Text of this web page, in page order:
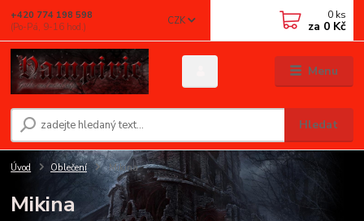
Menu
CZK
Hledat
+420 774 198 598
(Po-Pá, 9-16 hod.)
0 ks
za 0 Kč
Úvod Oblečení Mikina
Mikina